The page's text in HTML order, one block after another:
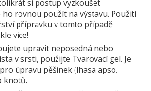
si postup vyzkoušet
ho rovnou použít na výstavu. Použití
přípravku v tomto případě
více!
upravit neposedná nebo
v srsti, použijte Tvarovací gel. Je
úpravu pěšinek (lhasa apso,
knotů.